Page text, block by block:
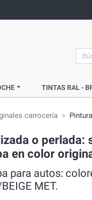
TINTAS RAL -
carrocería
o perlada:
en color
para autos:
MET.